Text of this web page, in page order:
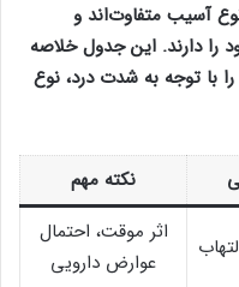
آسیب متفاوت‌اند و
دارند. این جدول خلاصه
با توجه به شدت درد، نوع
نکته مهم
اثر موقت، احتمال
عوارض دارویی